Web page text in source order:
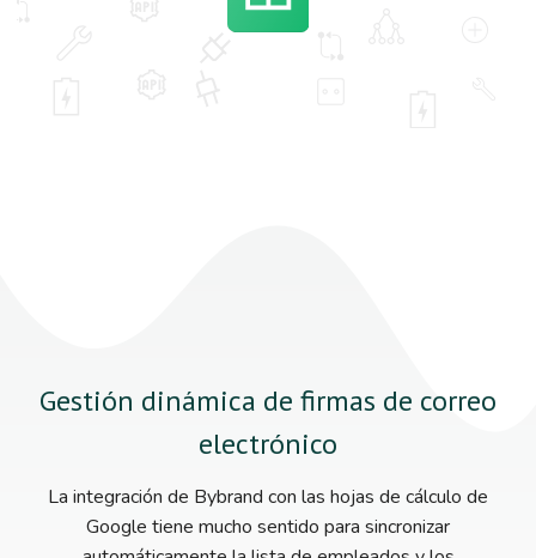
Gestión dinámica de firmas de correo
electrónico
La integración de Bybrand con las hojas de cálculo de
Google tiene mucho sentido para sincronizar